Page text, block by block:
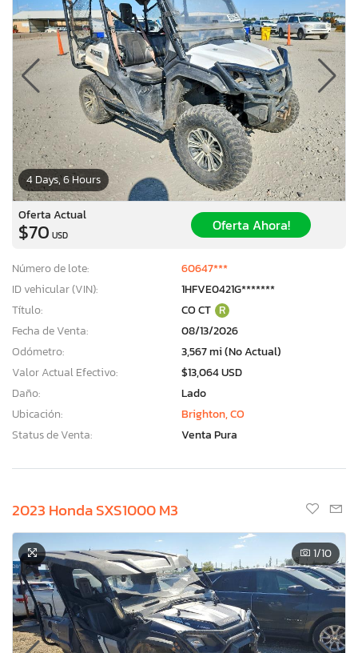
4 Days, 6 Hours
Oferta Actual
$70 USD
Oferta Ahora!
Número de lote:
60647***
ID vehicular (VIN):
1HFVE0421G*******
Título:
CO CT R
Fecha de Venta:
08/13/2026
Odómetro:
3,567 mi (No Actual)
Valor Actual Efectivo:
$13,064 USD
Daño:
Lado
Ubicación:
Brighton, CO
Status de Venta:
Venta Pura
2023 Honda SXS1000 M3
1/10